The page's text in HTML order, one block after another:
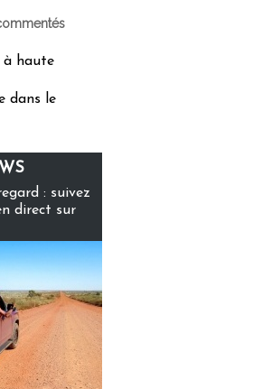
à haute
dans le
: suivez
direct sur